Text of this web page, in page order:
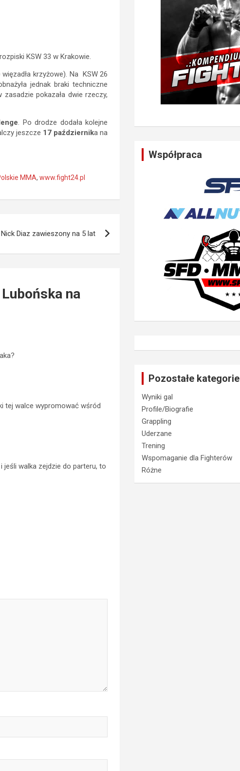
KSW 33 w Krakowie.
krzyżowe). Na KSW 26
jednak braki techniczne
pokazała dwie rzeczy,
. Po drodze dodała kolejne
jeszcze 17 października na
MMA, www.fight24.pl
Nick Diaz zawieszony na 5 lat
na
tej walce wypromować wśród
jeśli walka zejdzie do parteru, to
Współpraca
Pozostałe kategorie
Wyniki gal
Profile/Biografie
Grappling
Uderzane
Trening
Wspomaganie dla Fighterów
Różne